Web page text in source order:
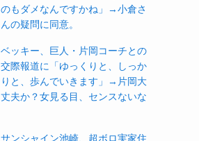
のもダメなんですかね」→小倉さ
んの疑問に同意。
ベッキー、巨人・片岡コーチとの
交際報道に「ゆっくりと、しっか
りと、歩んでいきます」→片岡大
丈夫か？女見る目、センスないな
サンシャイン池崎、超ボロ実家住